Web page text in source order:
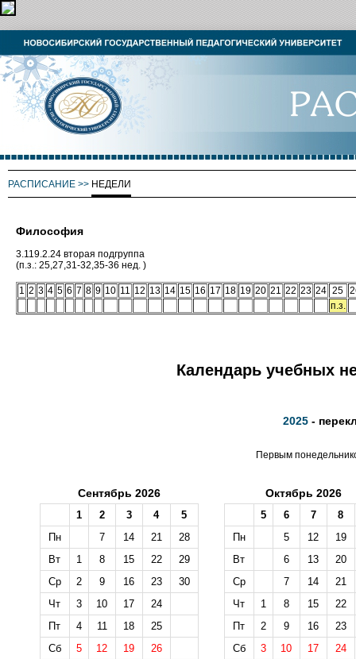
РАСПИСАНИЕ >> НЕДЕЛИ
Философия
3.119.2.24 вторая подгруппа
(п.з.: 25,27,31-32,35-36 нед. )
1 2 3 4 5 6 7 8 9 10 11 12 13 14 15 16 17 18 19 20 21 22 23 24 25
п.з.
Календарь учебных
2025 -
Первым
Сентябрь 2026
1 2 3 4
5
Пн
7 14 21
28
Вт
1 8 15 22
29
Ср
2 9 16 23
30
Чт
3 10 17
24
Пт
4 11 18
25
Сб
5 12 19
26
Октябрь 2026
5 6 7
8
Пн
5 12
19
Вт
6 13
20
Ср
7 14
21
Чт
1 8 15
22
Пт
2 9 16
23
Сб
3 10 17
24